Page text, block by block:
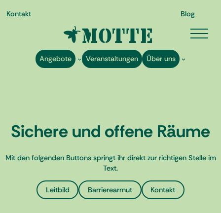
Inhalt
springen
Kontakt Blog
Angebote Veranstaltungen Über uns
Sichere und offene Räume
Mit den folgenden Buttons springt ihr direkt zur richtigen Stelle im
Text.
Leitbild Barrierearmut Kontakt